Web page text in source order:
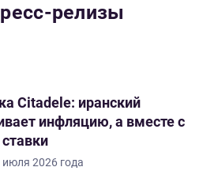
релизы
Citadele: иранский
инфляцию, а вместе с
июля 2026 года